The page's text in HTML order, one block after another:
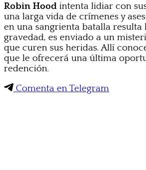
Robin Hood intenta lidiar con
una larga vida de crímenes y
en una sangrienta batalla resulta
gravedad, es enviado a un
que curen sus heridas. Allí
que le ofrecerá una última
redención.
Comenta en Telegram